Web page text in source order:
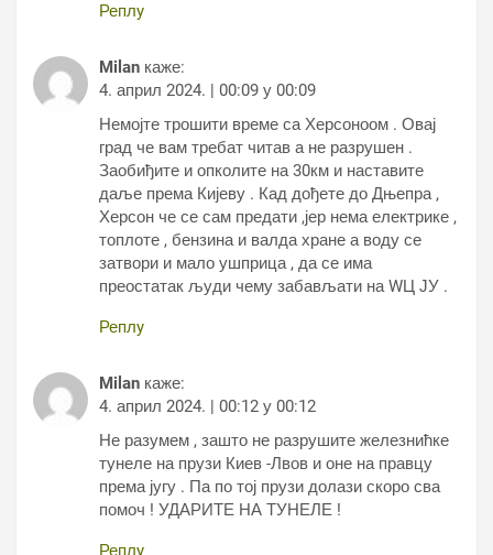
Реплy
Milan каже:
4. април 2024. | 00:09 у 00:09
Немојте трошити време са Херсоноом . Овај
град че вам требат читав а не разрушен .
Заобиђите и опколите на 30км и наставите
даље према Кијеву . Кад дођете до Дњепра ,
Херсон че се сам предати ,јер нема електрике ,
топлоте , бензина и валда хране а воду се
затвори и мало ушприца , да се има
преостатак људи чему забављати на WЦ ЈУ .
Реплy
Milan каже:
4. април 2024. | 00:12 у 00:12
Не разумем , зашто не разрушите железнићке
тунеле на прузи Киев -Лвов и оне на правцу
према југу . Па по тој прузи долази скоро сва
помоч ! УДАРИТЕ НА ТУНЕЛЕ !
Реплy